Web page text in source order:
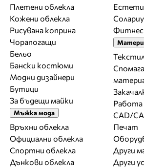
Плетени облекла
Кожени облекла
Рисувана коприна
Чорапогащи
Бельо
Бански костюми
Модни дизайнери
Бутици
За бъдещи майки
Мъжка мода
Връхни облекла
Официални облекла
Спортни облекла
Дънкови облекла
Фитнес
Текстил
Работа
CAD/
Печат
Други
Други